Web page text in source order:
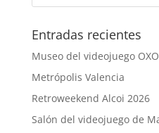
Entradas recientes
Museo del videojuego
Metrópolis Valencia
Retroweekend Alcoi 2026
Salón del videojuego de